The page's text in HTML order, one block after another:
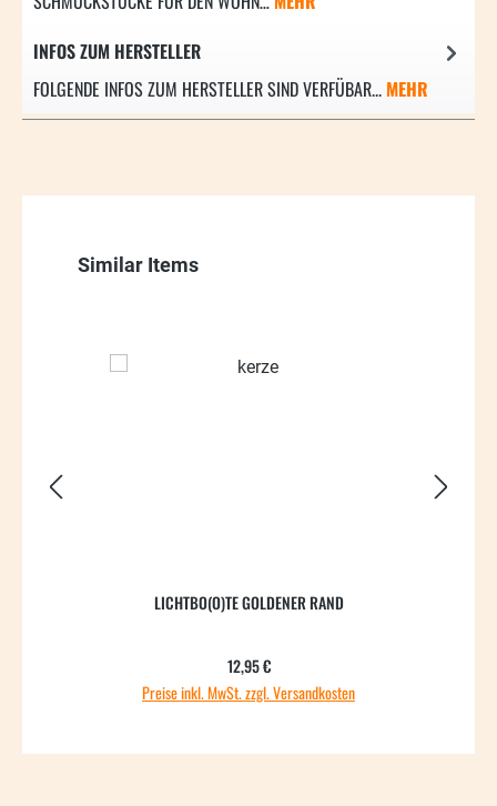
INFOS ZUM HERSTELLER
FOLGENDE INFOS ZUM HERSTELLER SIND VERFÜBAR... MEHR
Produktgalerie überspringen
Similar Items
LICHTBO(O)TE GOLDENER RAND
Regulärer Preis:
12,95 €
Preise inkl. MwSt. zzgl. Versandkosten